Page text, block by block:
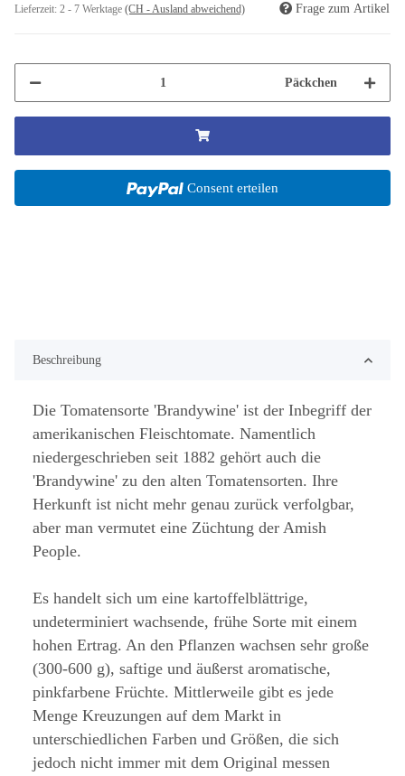
Lieferzeit: 2 - 7 Werktage (CH - Ausland abweichend) Frage zum Artikel
Päckchen
Consent erteilen
Beschreibung
Die Tomatensorte 'Brandywine' ist der Inbegriff der
amerikanischen Fleischtomate. Namentlich
niedergeschrieben seit 1882 gehört auch die
'Brandywine' zu den alten Tomatensorten. Ihre
Herkunft ist nicht mehr genau zurück verfolgbar,
aber man vermutet eine Züchtung der Amish
People.
Es handelt sich um eine kartoffelblättrige,
undeterminiert wachsende, frühe Sorte mit einem
hohen Ertrag. An den Pflanzen wachsen sehr große
(300-600 g), saftige und äußerst aromatische,
pinkfarbene Früchte. Mittlerweile gibt es jede
Menge Kreuzungen auf dem Markt in
unterschiedlichen Farben und Größen, die sich
jedoch nicht immer mit dem Original messen